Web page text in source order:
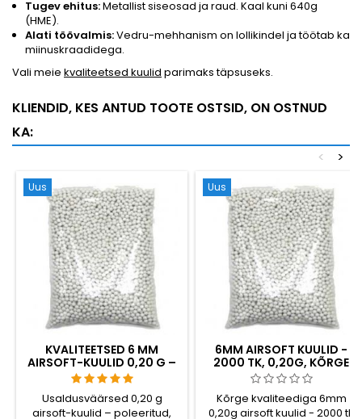
Tugev ehitus:Metallist siseosad ja raud. Kaal kuni 640g
(HME).
Alati töövalmis:Vedru-mehhanism on lollikindel ja töötab ka
miinuskraadidega.
Vali meie kvaliteetsed kuulid parimaks täpsuseks.
KLIENDID, KES ANTUD TOOTE OSTSID, ON OSTNUD
KA:
>
<
Uus
KVALITEETSED 6 MM
AIRSOFT-KUULID 0,20 G –
1000 TÜKKI, EI TAKERDU,
TÄPNE LASKMINE
Usaldusväärsed 0,20 g
airsoft-kuulid – poleeritud,
Uus
6MM AIRSOFT KUULID -
2000 TK, 0,20G, KÕRGE
KVALITEET
Kõrge kvaliteediga 6mm
0,20g airsoft kuulid - 2000 tk